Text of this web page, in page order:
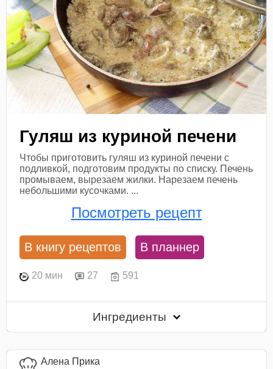
Гуляш из куриной печени
Чтобы приготовить гуляш из куриной печени с
подливкой, подготовим продукты по списку. Печень
промываем, вырезаем жилки. Нарезаем печень
небольшими кусочками. ...
Посмотреть рецепт
В книгу рецептов В планнер
20 мин 27 591
Ингредиенты
Алена Прика